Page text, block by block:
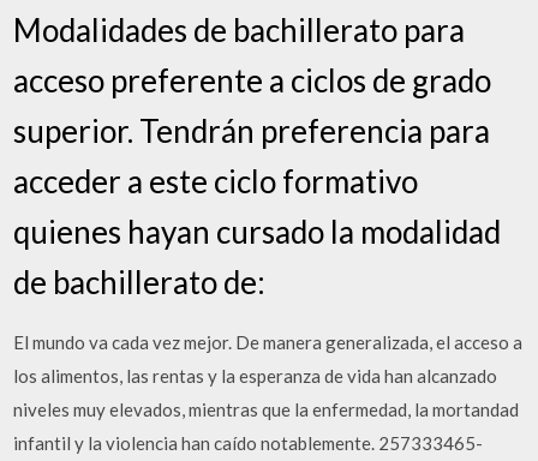
Modalidades de bachillerato para
acceso preferente a ciclos de grado
superior. Tendrán preferencia para
acceder a este ciclo formativo
quienes hayan cursado la modalidad
de bachillerato de:
El mundo va cada vez mejor. De manera generalizada, el acceso a
los alimentos, las rentas y la esperanza de vida han alcanzado
niveles muy elevados, mientras que la enfermedad, la mortandad
infantil y la violencia han caído notablemente. 257333465-